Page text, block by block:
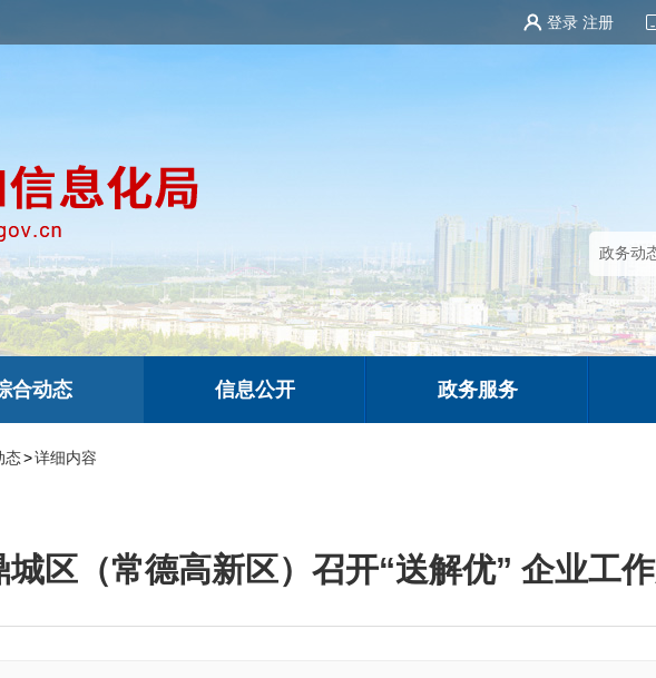
登录 注册
合动态 信息公开 政务服务
态>详细内容
城区（常德高新区）召开“送解优” 企业工